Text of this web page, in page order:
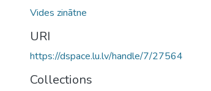
Vides zinātne
URI
https://dspace.lu.lv/handle/7/27564
Collections